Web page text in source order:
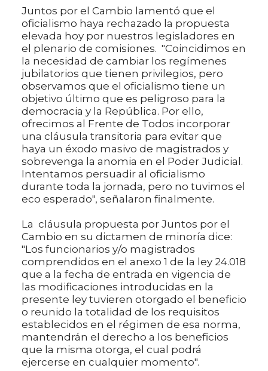
Juntos por el Cambio lamentó que el
oficialismo haya rechazado la propuesta
elevada hoy por nuestros legisladores en
el plenario de comisiones. "Coincidimos en
la necesidad de cambiar los regímenes
jubilatorios que tienen privilegios, pero
observamos que el oficialismo tiene un
objetivo último que es peligroso para la
democracia y la República. Por ello,
ofrecimos al Frente de Todos incorporar
una cláusula transitoria para evitar que
haya un éxodo masivo de magistrados y
sobrevenga la anomia en el Poder Judicial.
Intentamos persuadir al oficialismo
durante toda la jornada, pero no tuvimos el
eco esperado", señalaron finalmente.
La cláusula propuesta por Juntos por el
Cambio en su dictamen de minoría dice:
"Los funcionarios y/o magistrados
comprendidos en el anexo 1 de la ley 24.018
que a la fecha de entrada en vigencia de
las modificaciones introducidas en la
presente ley tuvieren otorgado el beneficio
o reunido la totalidad de los requisitos
establecidos en el régimen de esa norma,
mantendrán el derecho a los beneficios
que la misma otorga, el cual podrá
ejercerse en cualquier momento".